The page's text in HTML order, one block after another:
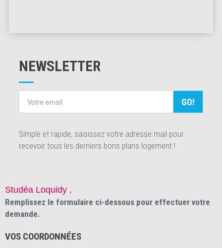
NEWSLETTER
GO!
Simple et rapide, saisissez votre adresse mail pour
recevoir tous les derniers bons plans logement !
Studéa Loquidy ,
Remplissez le formulaire ci-dessous pour effectuer votre
demande.
VOS COORDONNÉES